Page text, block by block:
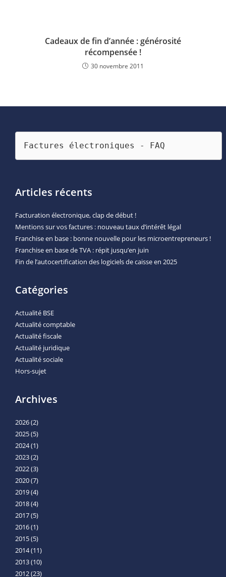
Cadeaux de fin d’année : générosité
récompensée !
30 novembre 2011
Factures électroniques - FAQ
Articles récents
Facturation électronique, clap de début !
Mentions sur vos factures : nouveau taux d’intérêt légal
Franchise en base : bonne nouvelle pour les microentrepreneurs !
Franchise en base de TVA : répit jusqu’en juin
Fin de l’autocertification des logiciels de caisse en 2025
Catégories
Actualité BSE
Actualité comptable
Actualité fiscale
Actualité juridique
Actualité sociale
Hors-sujet
Archives
2026(2)
2025(5)
2024(1)
2023(2)
2022(3)
2020(7)
2019(4)
2018(4)
2017(5)
2016(1)
2015(5)
2014(11)
2013(10)
2012(23)